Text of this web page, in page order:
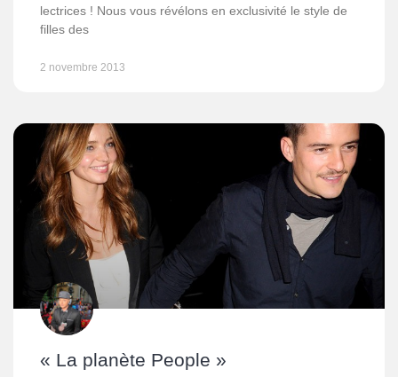
lectrices ! Nous vous révélons en exclusivité le style de
filles des
2 novembre 2013
« La planète People »